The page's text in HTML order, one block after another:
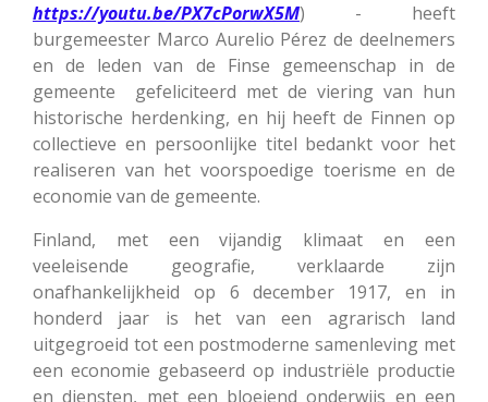
https://youtu.be/PX7cPorwX5M) - heeft
burgemeester Marco Aurelio Pérez de deelnemers
en de leden van de Finse gemeenschap in de
gemeente gefeliciteerd met de viering van hun
historische herdenking, en hij heeft de Finnen op
collectieve en persoonlijke titel bedankt voor het
realiseren van het voorspoedige toerisme en de
economie van de gemeente.
Finland, met een vijandig klimaat en een
veeleisende geografie, verklaarde zijn
onafhankelijkheid op 6 december 1917, en in
honderd jaar is het van een agrarisch land
uitgegroeid tot een postmoderne samenleving met
een economie gebaseerd op industriële productie
en diensten, met een bloeiend onderwijs en een